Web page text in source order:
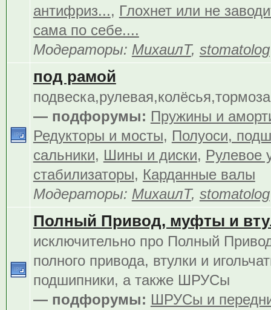
антифриз..., Глохнет или не
сама по себе....
Модераторы: МихаилТ, stomatolog
под рамой
— подфорумы: Пружины и
Редукторы и мосты, Полуоси,
сальники, Шины и диски, Рулевое
стабилизаторы, Карданные валы
Модераторы: МихаилТ, stomatolog
Полный Привод, муфты и
исключительно про Полный
полного привода, втулки и
подшипники, а также ШРУСы
— подфорумы: ШРУСы и